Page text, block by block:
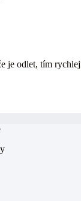
odlet, tím